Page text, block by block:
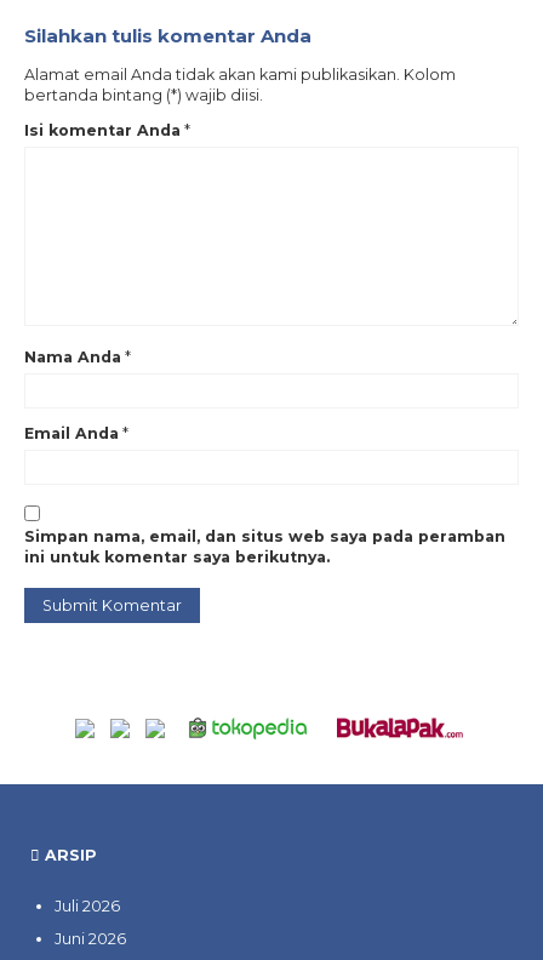
Silahkan tulis komentar Anda
Alamat email Anda tidak akan kami publikasikan. Kolom
bertanda bintang (*) wajib diisi.
Isi komentar Anda *
Nama Anda *
Email Anda *
Simpan nama, email, dan situs web saya pada peramban
ini untuk komentar saya berikutnya.
ARSIP
Juli 2026
Juni 2026